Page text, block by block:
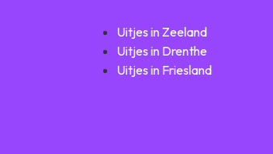
Uitjes in Zeeland
Uitjes in Drenthe
Uitjes in Friesland